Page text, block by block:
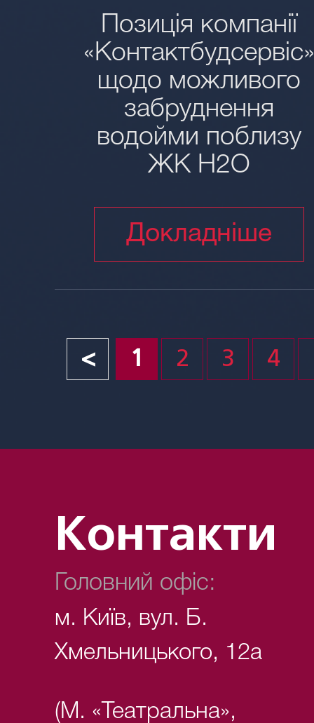
Позиція компанії
щодо можливого
забруднення
водойми поблизу
ЖК H2O
Докладніше
< 1 2 3 4
Контакти
Головний офіс:
м. Київ, вул. Б.
Хмельницького, 12а
(М. «Театральна»,